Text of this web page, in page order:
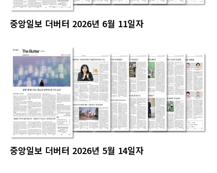
중앙일보 더버터 2026년 6월 11일자
중앙일보 더버터 2026년 5월 14일자